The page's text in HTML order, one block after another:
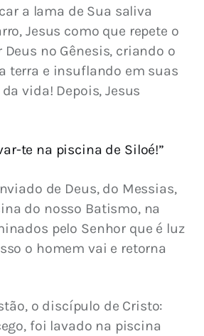
a lama de Sua saliva
Jesus como que repete o
Deus no Gênesis, criando o
terra e insuflando em suas
vida! Depois, Jesus
te na piscina de Siloé!”
de Deus, do Messias,
do nosso Batismo, na
pelo Senhor que é luz
o homem vai e retorna
o discípulo de Cristo:
foi lavado na piscina